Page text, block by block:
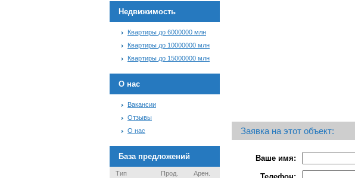
Недвижимость
Квартиры до 6000000 млн
Квартиры до 10000000 млн
Квартиры до 15000000 млн
О нас
Вакансии
Отзывы
О нас
База предложений
Тип Прод.
Арен.
Заявка на этот объект:
Ваше имя: